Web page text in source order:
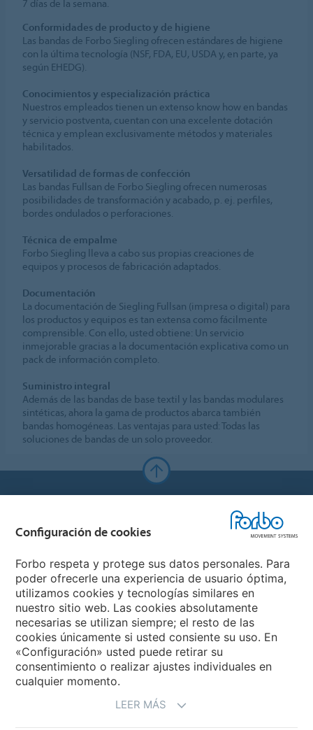
7 días de la semana.
Conformidades de producto y de higiene
Las bandas de Forbo Siegling ofrecen estándares de higiene
con la última tecnología (NSF, FDA, EU, USDA y, en parte, ya
según EHEDG).
Conocimientos y especialización práctica
Nuestros empleados tienen un extenso know how en bandas
y servicio postventa, cuentan con una excelente dotación
técnica y emplean exclusivamente métodos y materiales
habilitados.
Versatilidad de formas de confección
Las bandas Fullsan de Forbo Siegling ofrecen numerosas
posibilidades de transformación y acabado, p. ej. perfiles,
bordes ondulados o perforaciones.
Técnica de empalme
Forbo Siegling lleva a cabo sus propias creaciones de
equipos y procesos de fabricación adaptados.
Documentación
La documentación de Siegling Fullsan (impresa o digital) para
los productos y equipos es tan extensa como fácilmente
comprensible. Con ello, usted obtiene: Un servicio
inmejorable gracias a la documentación explicativa como un
pack de información completo.
Suministro integral
Además de las bandas de base textil y las bandas modulares
sintéticas, ahora la gama de productos abarca también
bandas homogéneas. Las ventajas para usted: Todas las
soluciones de bandas de un solo proveedor.
Forbo Websites
Forbo Group
Forbo Flooring Systems
Forbo Movement Systems
Seleccione un país
Configuración de cookies
Forbo respeta y protege sus datos personales. Para
poder ofrecerle una experiencia de usuario óptima,
utilizamos cookies y tecnologías similares en
nuestro sitio web. Las cookies absolutamente
necesarias se utilizan siempre; el resto de las
cookies únicamente si usted consiente su uso. En
«Configuración» usted puede retirar su
consentimiento o realizar ajustes individuales en
cualquier momento.
LEER MÁS